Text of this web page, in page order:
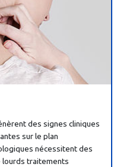
des signes cliniques
sur le plan
nécessitent des
lourds traitements